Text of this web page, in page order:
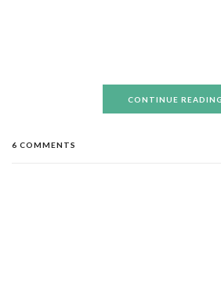
CONTINUE READING
6 COMMENTS